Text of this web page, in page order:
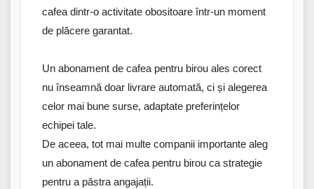
cafea dintr-o activitate obositoare într-un moment
de plăcere garantat.
Un abonament de cafea pentru birou ales corect
nu înseamnă doar livrare automată, ci și alegerea
celor mai bune surse, adaptate preferințelor
echipei tale.
De aceea, tot mai multe companii importante aleg
un abonament de cafea pentru birou ca strategie
pentru a păstra angajații.